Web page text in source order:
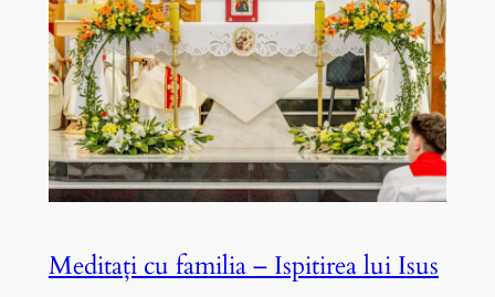
Meditați cu familia – Ispitirea lui Isus